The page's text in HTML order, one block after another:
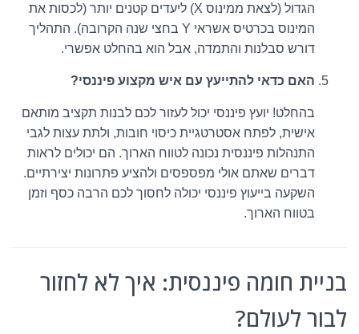
הגדול (לצאת ממינוס X) ליעדים קטנים יותר (לכסות את
המינוס בכרטיס אשראי Y בחצי שנה הקרובה). התהליך
דורש סבלנות והתמדה, אבל הוא בהחלט אפשרי.
האם כדאי להתייעץ עם איש מקצוע פיננסי?
בהחלט! יועץ פיננסי יכול לעזור לכם לבנות תקציב מותאם
אישית, לפתח אסטרטגיית כיסוי חובות, ולתת עצות לגבי
התנהלות פיננסית נכונה לטווח הארוך. הם יכולים לראות
דברים שאתם אולי מפספסים ולהציע פתרונות יצירתיים.
השקעה בייעוץ פיננסי יכולה לחסוך לכם הרבה כסף וזמן
בטווח הארוך.
בניית חומה פיננסית: איך לא לחזור
לבור לעולם?